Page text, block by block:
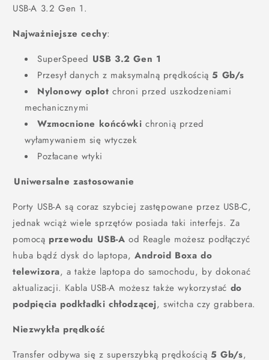
USB-A 3.2 Gen 1.
Najważniejsze cechy:
SuperSpeed USB 3.2 Gen 1
Przesył danych z maksymalną prędkością5 Gb/s
Nylonowy oplot chroni przed uszkodzeniami
mechanicznymi
Wzmocnione końcówki chronią przed
wyłamywaniem się wtyczek
Pozłacane wtyki
Uniwersalne zastosowanie
Porty USB-A są coraz szybciej zastępowane przez USB-C,
jednak wciąż wiele sprzętów posiada taki interfejs. Za
pomocą przewodu USB-A od Reagle możesz podłączyć
huba bądź dysk do laptopa,Android Boxa do
telewizora, a także laptopa do samochodu, by dokonać
aktualizacji. Kabla USB-A możesz także wykorzystać do
podpięcia podkładki chłodzącej, switcha czy grabbera.
Niezwykła prędkość
Transfer odbywa się z superszybką prędkością 5 Gb/s,